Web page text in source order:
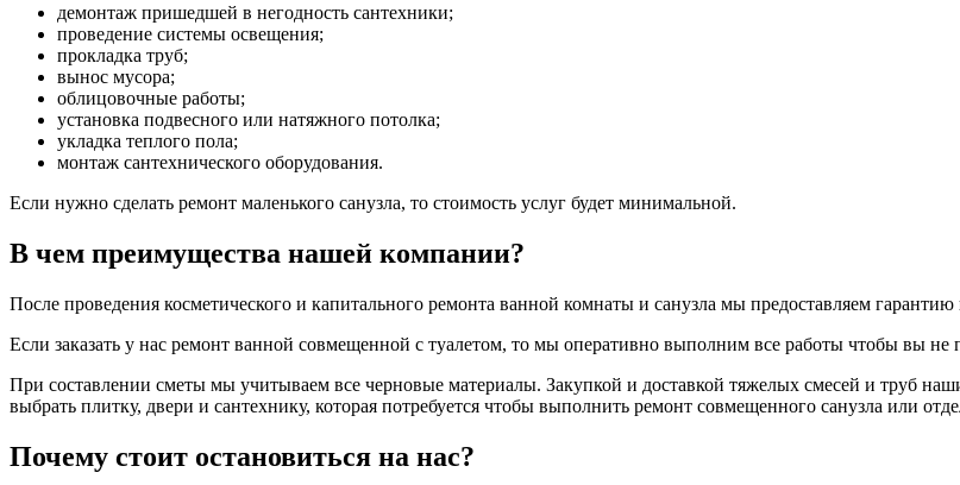
демонтаж пришедшей в негодность сантехники;
проведение системы освещения;
прокладка труб;
вынос мусора;
облицовочные работы;
установка подвесного или натяжного потолка;
укладка теплого пола;
монтаж сантехнического оборудования.
Если нужно сделать ремонт маленького санузла, то стоимость услуг будет минимальной.
В чем преимущества нашей компании?
После проведения косметического и капитального ремонта ванной комнаты и санузла мы предоставляем гарантию
Если заказать у нас ремонт ванной совмещенной с туалетом, то мы оперативно выполним все работы чтобы вы не
При составлении сметы мы учитываем все черновые материалы. Закупкой и доставкой тяжелых смесей и труб
выбрать плитку, двери и сантехнику, которая потребуется чтобы выполнить ремонт совмещенного санузла или
Почему стоит остановиться на нас?